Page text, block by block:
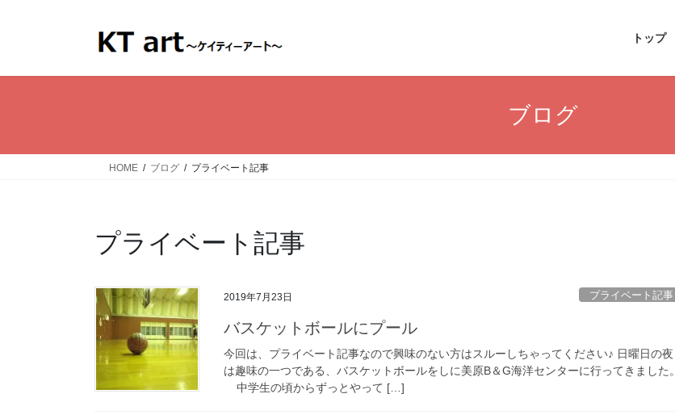
トップ
ブログ
HOME ブログ プライベート記事
プライベート記事
2019年7月23日 プライベート記事
バスケットボールにプール
今回は、プライベート記事なので興味のない方はスルーしちゃってください♪ 日曜日の夜
は趣味の一つである、バスケットボールをしに美原B＆G海洋センターに行ってきました。
中学生の頃からずっとやって […]